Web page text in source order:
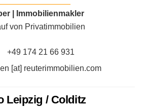
| Immobilienmakler
von Privatimmobilien
+49 174 21 66 931
[at] reuterimmobilien.com
Leipzig / Colditz